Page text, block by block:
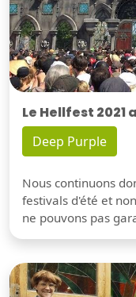
Le Hellfest 2021
Deep Purple
Nous continuons
festivals d'été et
ne pouvons pas